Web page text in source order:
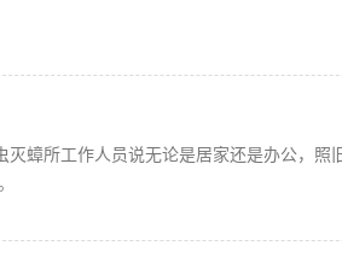
蟑所工作人员说无论是居家还是办公，照